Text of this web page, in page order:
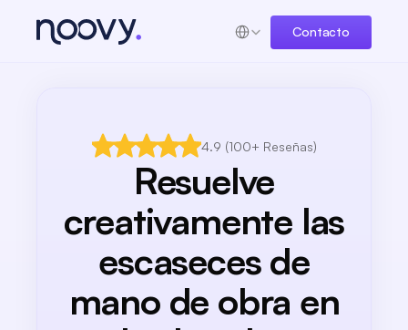
Select Language
Contacto
4.9 (100+ Reseñas)
Resuelve
creativamente las
escaseces de
mano de obra en